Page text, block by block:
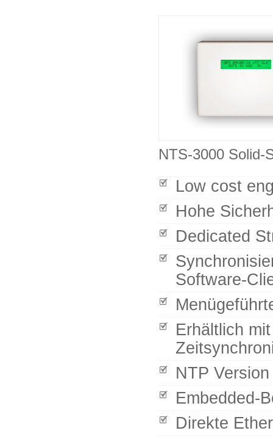
NTS-3000 Solid-
Low cost
Hohe
Dedicated
Software-
Erhältlich
NTP
Embedded-
Direkte